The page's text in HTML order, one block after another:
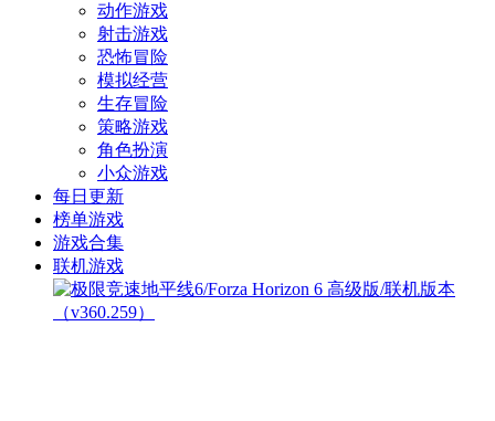
动作游戏
射击游戏
恐怖冒险
模拟经营
生存冒险
策略游戏
角色扮演
小众游戏
每日更新
榜单游戏
游戏合集
联机游戏